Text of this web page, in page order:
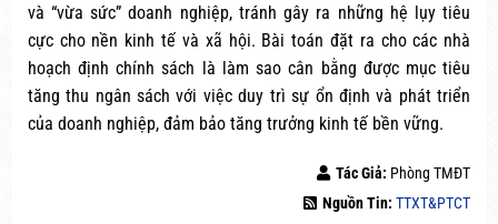
và “vừa sức” doanh nghiệp, tránh gây ra những hệ lụy tiêu
cực cho nền kinh tế và xã hội. Bài toán đặt ra cho các nhà
hoạch định chính sách là làm sao cân bằng được mục tiêu
tăng thu ngân sách với việc duy trì sự ổn định và phát triển
của doanh nghiệp, đảm bảo tăng trưởng kinh tế bền vững.
Tác Giả: Phòng TMĐT
Nguồn Tin: TTXT&PTCT